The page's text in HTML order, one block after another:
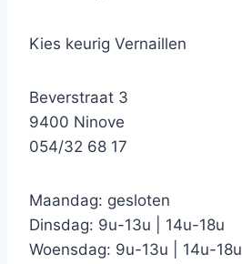
Kies keurig Vernaillen
Beverstraat 3
9400 Ninove
054/32 68 17
Maandag: gesloten
Dinsdag: 9u-13u | 14u-18u
Woensdag: 9u-13u | 14u-18u